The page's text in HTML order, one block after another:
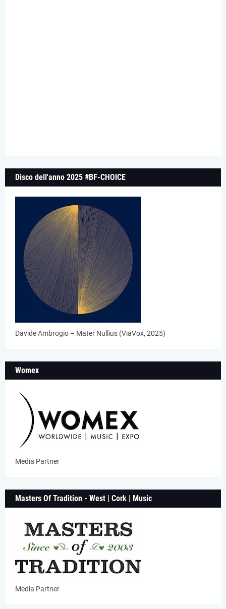
Disco dell'anno 2025 #BF-CHOICE
Davide Ambrogio – Mater Nullius (ViaVox, 2025)
Womex
Media Partner
Masters Of Tradition - West | Cork | Music
Media Partner